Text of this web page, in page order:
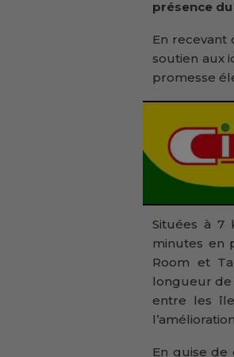
présence du
En recevant
soutien aux
promesse
Situées à 7
minutes en
Room et
longueur de
entre les
En guise de